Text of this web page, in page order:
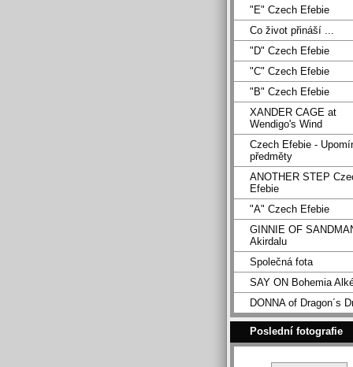
"E" Czech Efebie
Co život přináší ...
"D" Czech Efebie
"C" Czech Efebie
"B" Czech Efebie
XANDER CAGE at
Wendigo's Wind
Czech Efebie -
předměty
ANOTHER STEP
Efebie
"A" Czech Efebie
GINNIE OF
Akirdalu
Společná fota
SAY ON Bohemia
DONNA of Dragon´s
Poslední fotografie